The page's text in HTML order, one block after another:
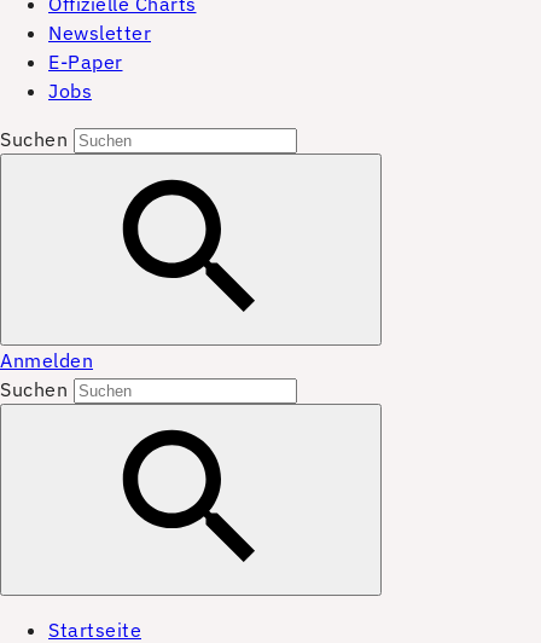
Newsletter
E-Paper
Jobs
Suchen
Anmelden
Suchen
Startseite